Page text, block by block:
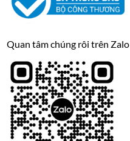
Quan tâm chúng rôi trên Zalo